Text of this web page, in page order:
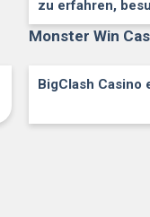
zu erfahren,
Monster Win
BigClash Casino